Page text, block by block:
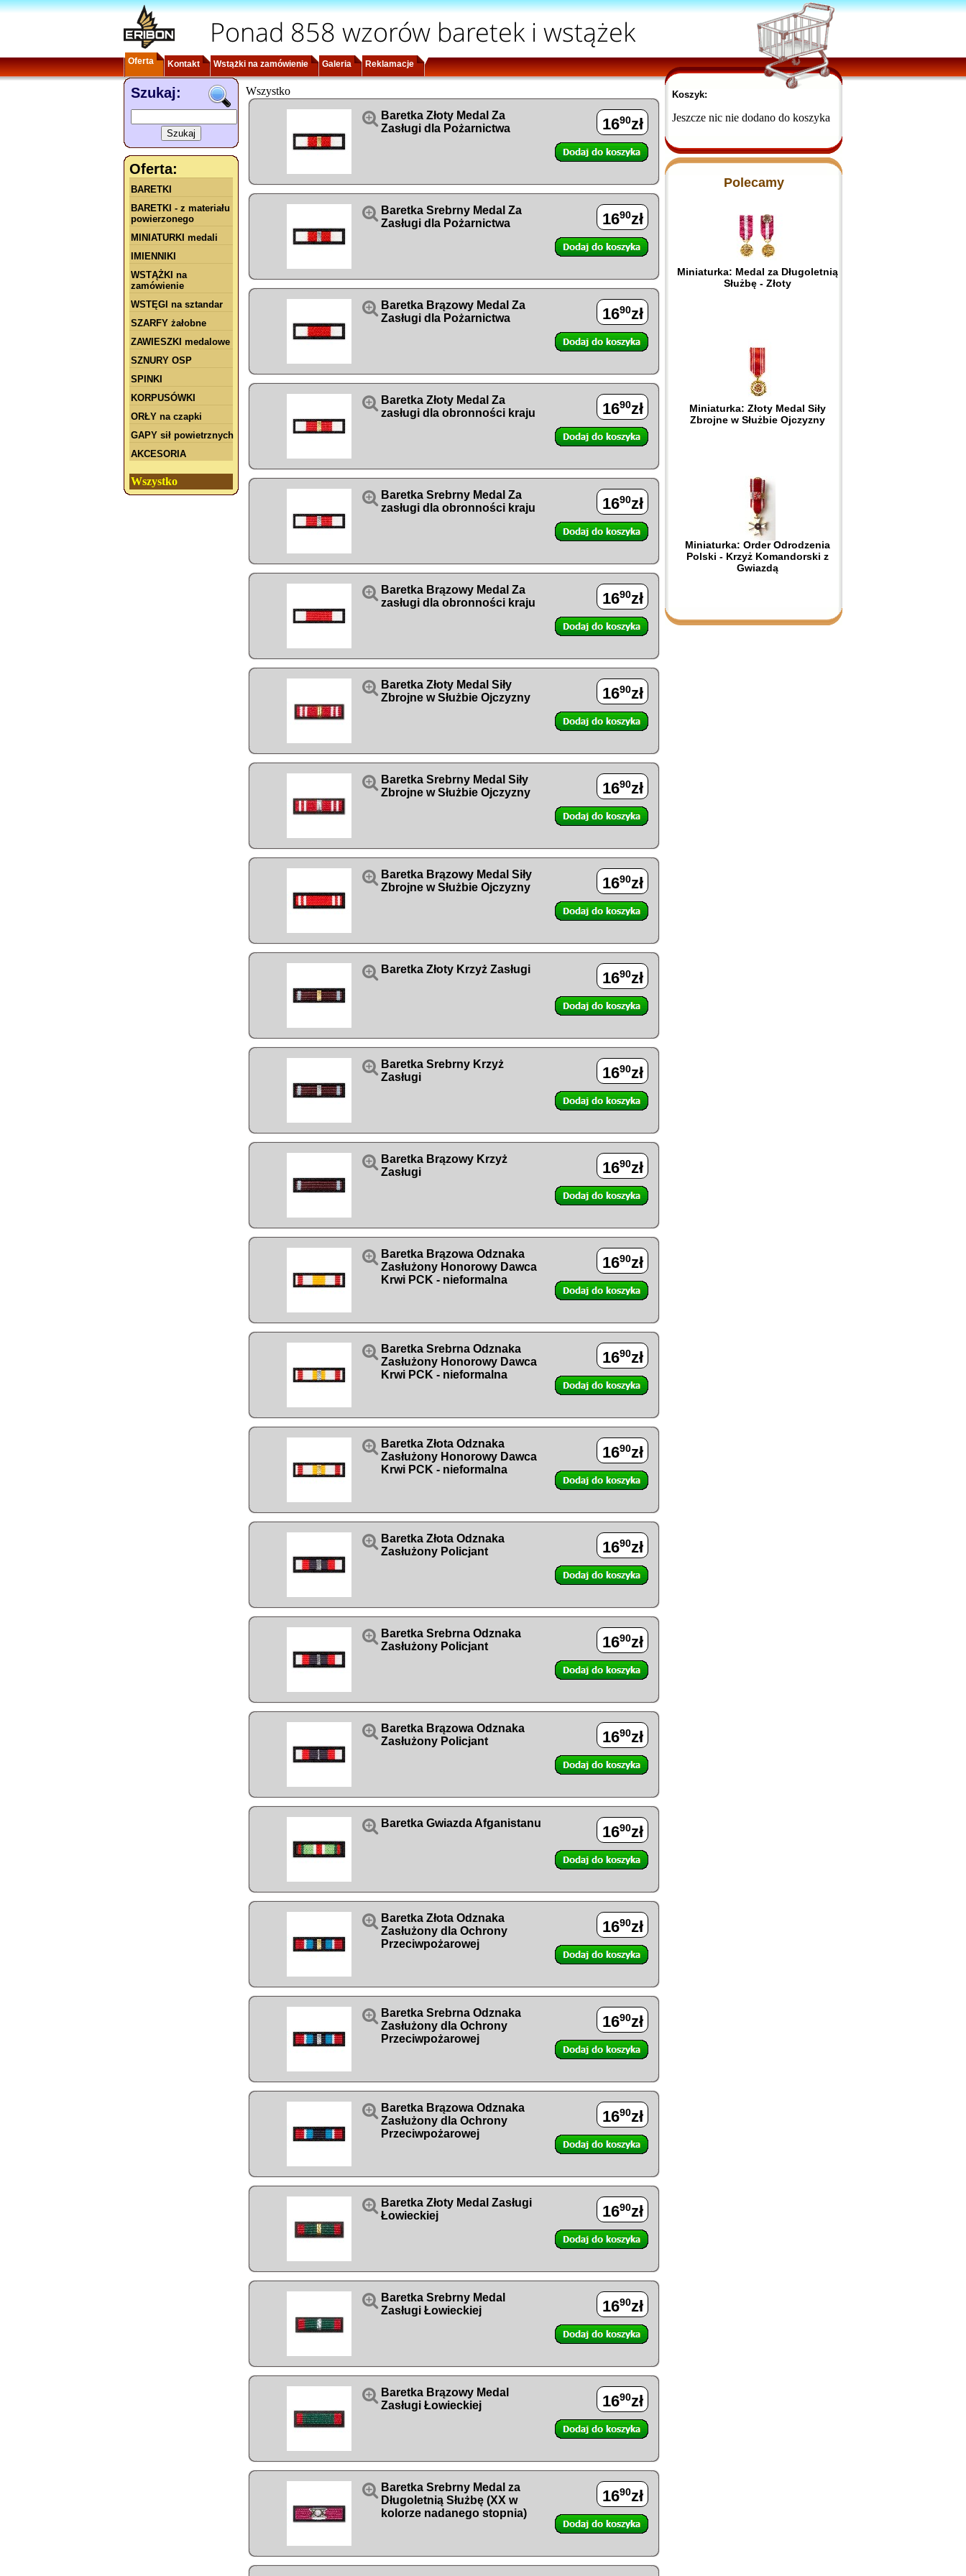
Ponad 858 wzorów baretek i wstążek
Oferta Kontakt Wstążki na zamówienie Galeria Reklamacje
Szukaj:
Oferta:
BARETKI
BARETKI - z materiału
powierzonego
MINIATURKI medali
IMIENNIKI
WSTĄŻKI na
zamówienie
WSTĘGI na sztandar
SZARFY żałobne
ZAWIESZKI medalowe
SZNURY OSP
SPINKI
KORPUSÓWKI
ORŁY na czapki
GAPY sił powietrznych
AKCESORIA
Wszystko
Wszystko
 Baretka Złoty Medal Za
Zasługi dla Pożarnictwa
1690zł
 Baretka Srebrny Medal Za
Zasługi dla Pożarnictwa
1690zł
 Baretka Brązowy Medal Za
Zasługi dla Pożarnictwa
1690zł
 Baretka Złoty Medal Za
zasługi dla obronności kraju
1690zł
 Baretka Srebrny Medal Za
zasługi dla obronności kraju
1690zł
 Baretka Brązowy Medal Za
zasługi dla obronności kraju
1690zł
 Baretka Złoty Medal Siły
Zbrojne w Służbie Ojczyzny
1690zł
 Baretka Srebrny Medal Siły
Zbrojne w Służbie Ojczyzny
1690zł
 Baretka Brązowy Medal Siły
Zbrojne w Służbie Ojczyzny
1690zł
 Baretka Złoty Krzyż Zasługi 1690zł
 Baretka Srebrny Krzyż
Zasługi
1690zł
 Baretka Brązowy Krzyż
Zasługi
1690zł
 Baretka Brązowa Odznaka
Zasłużony Honorowy Dawca
Krwi PCK - nieformalna
1690zł
 Baretka Srebrna Odznaka
Zasłużony Honorowy Dawca
Krwi PCK - nieformalna
1690zł
 Baretka Złota Odznaka
Zasłużony Honorowy Dawca
Krwi PCK - nieformalna
1690zł
 Baretka Złota Odznaka
Zasłużony Policjant
1690zł
 Baretka Srebrna Odznaka
Zasłużony Policjant
1690zł
 Baretka Brązowa Odznaka
Zasłużony Policjant
1690zł
 Baretka Gwiazda Afganistanu 1690zł
 Baretka Złota Odznaka
Zasłużony dla Ochrony
Przeciwpożarowej
1690zł
 Baretka Srebrna Odznaka
Zasłużony dla Ochrony
Przeciwpożarowej
1690zł
 Baretka Brązowa Odznaka
Zasłużony dla Ochrony
Przeciwpożarowej
1690zł
 Baretka Złoty Medal Zasługi
Łowieckiej
1690zł
 Baretka Srebrny Medal
Zasługi Łowieckiej
1690zł
 Baretka Brązowy Medal
Zasługi Łowieckiej
1690zł
 Baretka Srebrny Medal za
Długoletnią Służbę (XX w
kolorze nadanego stopnia)
1690zł
Koszyk:
Jeszcze nic nie dodano do koszyka
Polecamy
Miniaturka: Medal za Długoletnią
Służbę - Złoty
Miniaturka: Złoty Medal Siły
Zbrojne w Służbie Ojczyzny
Miniaturka: Order Odrodzenia
Polski - Krzyż Komandorski z
Gwiazdą